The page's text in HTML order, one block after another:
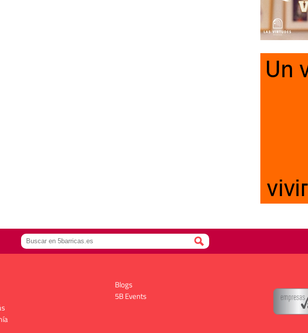
Blogs
5B Events